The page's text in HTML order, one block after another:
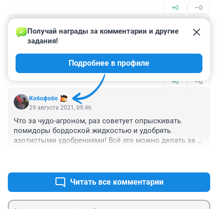
+0 –0
1 октября 2021, 01:57
Может мне повезло, но не болеют у меня помидоры
ничем, хотя уже лет 15 в одной и той же теплице.
Только меняю стороны, справа помидоры, слева
огурцы, и наоборот. Помидоры собираю созревшие.
До заморозков. Тут уж срываю все, дозревают в
коробках. Ну, а зрелый помидор, сорванный с куста
уж точно по вкусу не сравним с помидором из
магазина. Так же как огурец. И прочие садово-
огородные плоды.
+0 –0
Кобофобо
Получай награды за комментарии и другие
задания!
Подробнее в профиле
29 августа 2021, 09:46
Что за чудо-агроном, раз советует опрыскивать
помидоры бордоской жидкостью и удобрять
азотистыми удобрениями! Всё это можно делать за
Читать все комментарии